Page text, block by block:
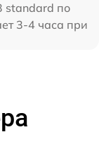
standard по
3-4 часа при